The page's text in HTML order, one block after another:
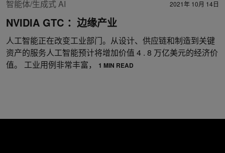
智能体/生成式 AI 2021年 10月 14日
NVIDIA GTC ：边缘产业
人工智能正在改变工业部门。从设计、供应链和制造到关键
资产的服务人工智能预计将增加价值 4 . 8 万亿美元的经济价
值。 工业用例非常丰富，
1 MIN READ